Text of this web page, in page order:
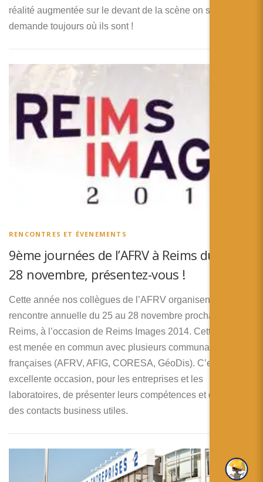
réalité augmentée sur le devant de la scène on se
demande toujours où ils sont !
RENCONTRES ET ÉVENEMENTS
9ème journées de l’AFRV à Reims du 25 au
28 novembre, présentez-vous !
Cette année nos collègues de l’AFRV organisent leur
rencontre annuelle du 25 au 28 novembre prochain à
Reims, à l’occasion de Reims Images 2014. Cette action
est menée en commun avec plusieurs communautés
françaises (AFRV, AFIG, CORESA, GéoDis). C’est une
excellente occasion, pour les entreprises et les
laboratoires, de présenter leurs compétences et de faire
des contacts business utiles.